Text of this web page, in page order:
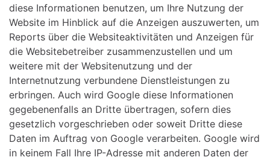
diese Informationen benutzen, um Ihre Nutzung der
Website im Hinblick auf die Anzeigen auszuwerten, um
Reports über die Websiteaktivitäten und Anzeigen für
die Websitebetreiber zusammenzustellen und um
weitere mit der Websitenutzung und der
Internetnutzung verbundene Dienstleistungen zu
erbringen. Auch wird Google diese Informationen
gegebenenfalls an Dritte übertragen, sofern dies
gesetzlich vorgeschrieben oder soweit Dritte diese
Daten im Auftrag von Google verarbeiten. Google wird
in keinem Fall Ihre IP-Adresse mit anderen Daten der